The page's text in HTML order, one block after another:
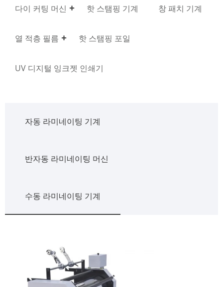
다이 커팅 머신 핫 스탬핑 기계 창 패치 기계
열 적층 필름 핫 스탬핑 포일
UV 디지털 잉크젯 인쇄기
자동 라미네이팅 기계
반자동 라미네이팅 머신
수동 라미네이팅 기계